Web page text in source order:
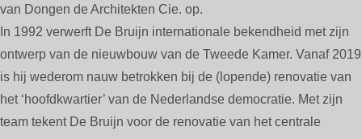
van Dongen de Architekten Cie. op.
In 1992 verwerft De Bruijn internationale bekendheid met zijn
ontwerp van de nieuwbouw van de Tweede Kamer. Vanaf 2019
is hij wederom nauw betrokken bij de (lopende) renovatie van
het ‘hoofdkwartier’ van de Nederlandse democratie. Met zijn
team tekent De Bruijn voor de renovatie van het centrale